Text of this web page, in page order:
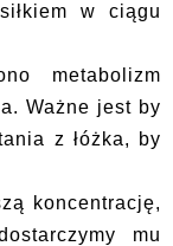
w ciągu
metabolizm
Ważne jest by
z łóżka, by
koncentrację,
mu